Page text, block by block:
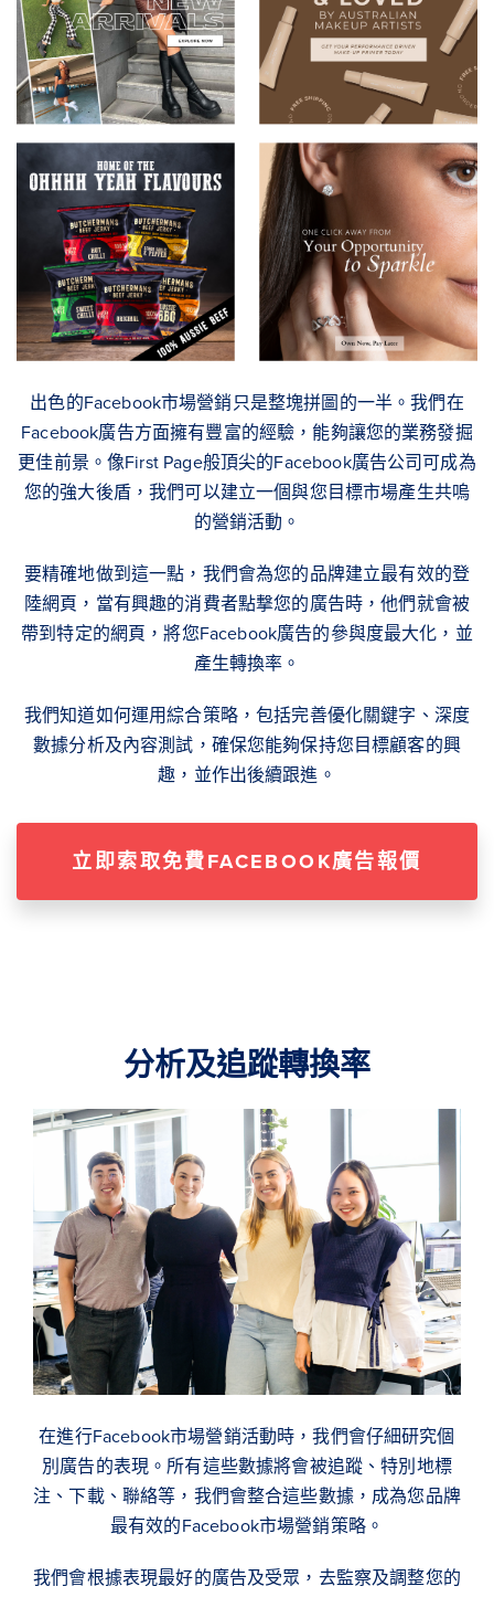
出色的Facebook市場營銷只是整塊拼圖的一半。我們在
Facebook廣告方面擁有豐富的經驗，能夠讓您的業務發掘
更佳前景。像First Page般頂尖的Facebook廣告公司可成為
您的強大後盾，我們可以建立一個與您目標市場產生共嗚
的營銷活動。
要精確地做到這一點，我們會為您的品牌建立最有效的登
陸網頁，當有興趣的消費者點撃您的廣告時，他們就會被
帶到特定的網頁，將您Facebook廣告的參與度最大化，並
產生轉換率。
我們知道如何運用綜合策略，包括完善優化關鍵字、深度
數據分析及內容測試，確保您能夠保持您目標顧客的興
趣，並作出後續跟進。
立即索取免費FACEBOOK廣告報價
分析及追蹤轉換率
在進行Facebook市場營銷活動時，我們會仔細研究個
別廣告的表現。所有這些數據將會被追蹤、特別地標
注、下載、聯絡等，我們會整合這些數據，成為您品牌
最有效的Facebook市場營銷策略。
我們會根據表現最好的廣告及受眾，去監察及調整您的